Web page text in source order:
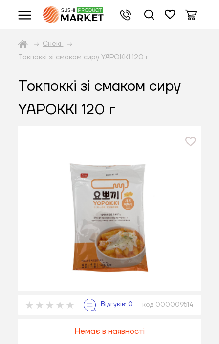
Снекі
Токпоккі зі смаком сиру YAPOKKI 120 г
Токпоккі зі смаком сиру
YAPOKKI 120 г
код 000009514
Немає в наявності